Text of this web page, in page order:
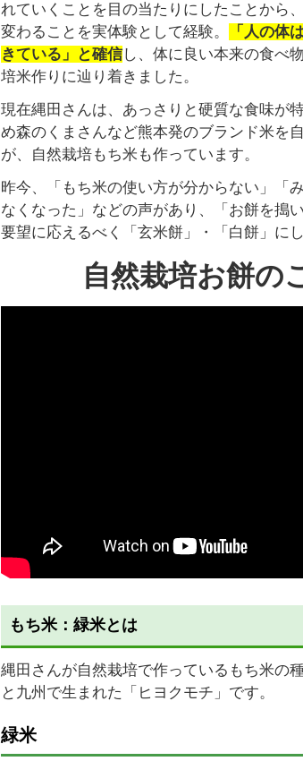
れていくことを目の当たりにしたことから
変わることを実体験として経験。
「人の体
きている」と確信し、体に良い本来の食べ
培米作りに辿り着きました。
現在縄田さんは、あっさりと硬質な食味が
め森のくまさんなど熊本発のブランド米を
が、自然栽培もち米も作っています。
昨今、「もち米の使い方が分からない」「
なくなった」などの声があり、「お餅を搗
要望に応えるべく「玄米餅」・「白餅」に
自然栽培お餅の
もち米：緑米とは
縄田さんが自然栽培で作っているもち米の
と九州で生まれた「ヒヨクモチ」です。
緑米